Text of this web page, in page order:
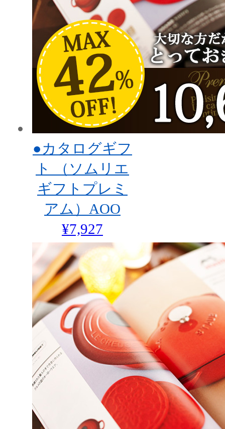
●カタログギフ
ト （ソムリエ
ギフトプレミ
アム）AOO
¥7,927